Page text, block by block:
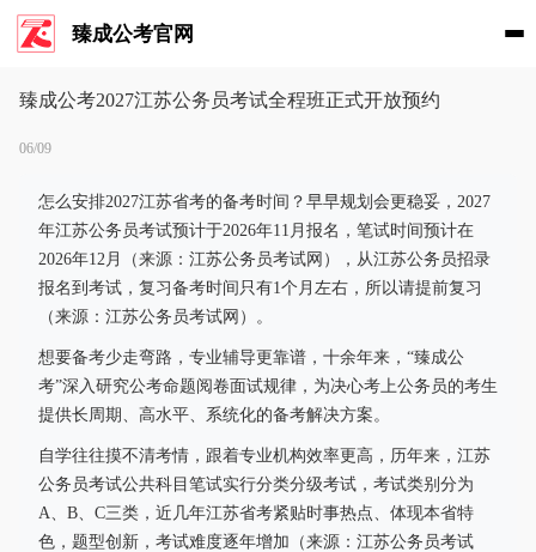
臻成公考官网
臻成公考2027江苏公务员考试全程班正式开放预约
06/09
怎么安排2027江苏省考的备考时间？早早规划会更稳妥，2027
年江苏公务员考试预计于2026年11月报名，笔试时间预计在
2026年12月（来源：江苏公务员考试网），从江苏公务员招录
报名到考试，复习备考时间只有1个月左右，所以请提前复习
（来源：江苏公务员考试网）。
想要备考少走弯路，专业辅导更靠谱，十余年来，“臻成公
考”深入研究公考命题阅卷面试规律，为决心考上公务员的考生
提供长周期、高水平、系统化的备考解决方案。
自学往往摸不清考情，跟着专业机构效率更高，历年来，江苏
公务员考试公共科目笔试实行分类分级考试，考试类别分为
A、B、C三类，近几年江苏省考紧贴时事热点、体现本省特
色，题型创新，考试难度逐年增加（来源：江苏公务员考试